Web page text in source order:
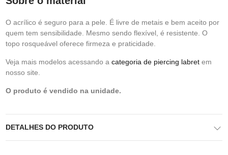
O acrílico é seguro para a pele. É livre de metais e bem aceito por
quem tem sensibilidade. Mesmo sendo flexível, é resistente. O
topo rosqueável oferece firmeza e praticidade.
Veja mais modelos acessando a categoria de piercing labret em
nosso site.
O produto é vendido na unidade.
DETALHES DO PRODUTO